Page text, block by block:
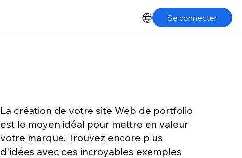
Se connecter
La création de votre site Web de portfolio
est le moyen idéal pour mettre en valeur
votre marque. Trouvez encore plus
d'idées avec ces incroyables exemples